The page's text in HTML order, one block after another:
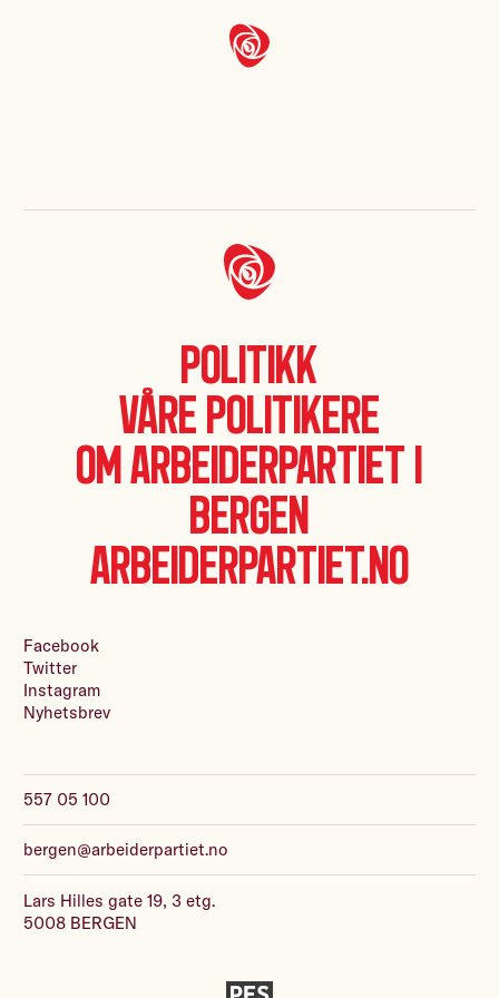
Politikk
Våre politikere
Om Arbeiderpartiet i
Bergen
Arbeiderpartiet.no
557 05 100
bergen@arbeiderpartiet.no
Lars Hilles gate 19, 3 etg.
5008 BERGEN
Facebook
Twitter
Instagram
Nyhetsbrev